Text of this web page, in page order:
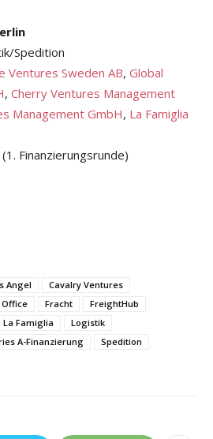
Spedition
Ventures Sweden AB, Global
, Cherry Ventures Management
Management GmbH, La Famiglia
Finanzierungsrunde)
Angel
Cavalry Ventures
Fracht
FreightHub
La Famiglia
Logistik
A-Finanzierung
Spedition